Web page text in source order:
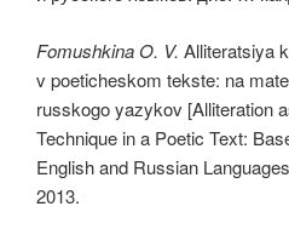
Fomushkina O. V. Alliteratsiya
v poeticheskom tekste: na
russkogo yazykov [Alliteration
Technique in a Poetic Text:
English and Russian
2013.